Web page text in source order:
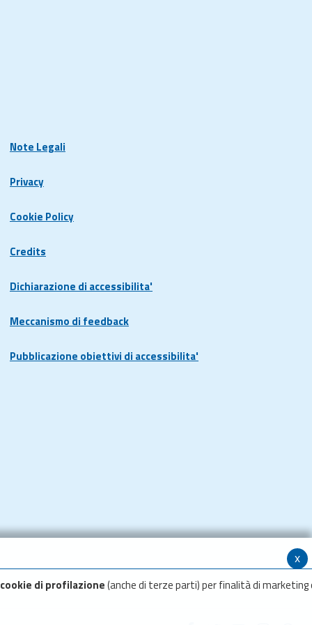
x
cookie di profilazione(anche di terze parti) per finalità di marketing
Note Legali
Privacy
Cookie Policy
Credits
Dichiarazione di accessibilita'
Meccanismo di feedback
Pubblicazione obiettivi di accessibilita'